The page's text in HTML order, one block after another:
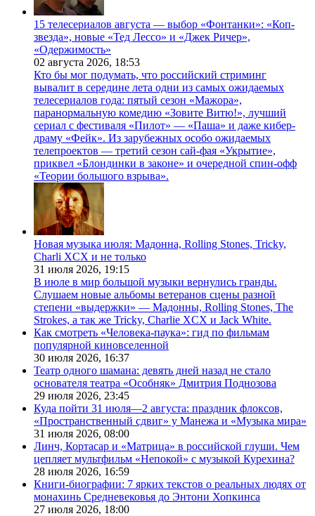
15 телесериалов августа — выбор «Фонтанки»: «Коп-
звезда», новые «Тед Лессо» и «Джек Ричер»,
«Одержимость»
02 августа 2026, 18:53
Кто бы мог подумать, что российский стриминг
вывалит в середине лета одни из самых ожидаемых
телесериалов года: пятый сезон «Мажора»,
паранормальную комедию «Зовите Витю!», лучший
сериал с фестиваля «Пилот» — «Паша» и даже кибер-
драму «Фейк». Из зарубежных особо ожидаемых
телепроектов — третий сезон сай-фая «Укрытие»,
приквел «Блондинки в законе» и очередной спин-офф
«Теории большого взрыва».
Новая музыка июля: Мадонна, Rolling Stones, Tricky,
Charli XCX и не только
31 июля 2026, 19:15
В июле в мир большой музыки вернулись гранды.
Слушаем новые альбомы ветеранов сцены разной
степени «выдержки» — Мадонны, Rolling Stones, The
Strokes, а так же Tricky, Charlie XCX и Jack White.
Как смотреть «Человека-паука»: гид по фильмам
популярной киновселенной
30 июля 2026, 16:37
Театр одного шамана: девять дней назад не стало
основателя театра «Особняк» Дмитрия Поднозова
29 июля 2026, 23:45
Куда пойти 31 июля—2 августа: праздник флоксов,
«Пространственный сдвиг» у Манежа и «Музыка мира»
31 июля 2026, 08:00
Линч, Кортасар и «Матрица» в российской глуши. Чем
цепляет мультфильм «Непокой» с музыкой Курехина?
28 июля 2026, 16:59
Книги-биографии: 7 ярких текстов о реальных людях от
монахинь Средневековья до Энтони Хопкинса
27 июля 2026, 18:00